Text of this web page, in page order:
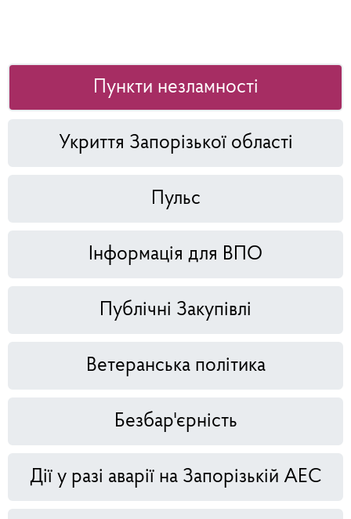
Пункти незламності
Укриття Запорізької області
Пульс
Інформація для ВПО
Публічні Закупівлі
Ветеранська політика
Безбар'єрність
Дії у разі аварії на Запорізькій АЕС